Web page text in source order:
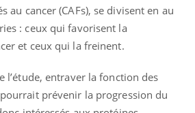
au cancer (CAFs), se divisent en au
: ceux qui favorisent la
et ceux qui la freinent.
l’étude, entraver la fonction des
pourrait prévenir la progression du